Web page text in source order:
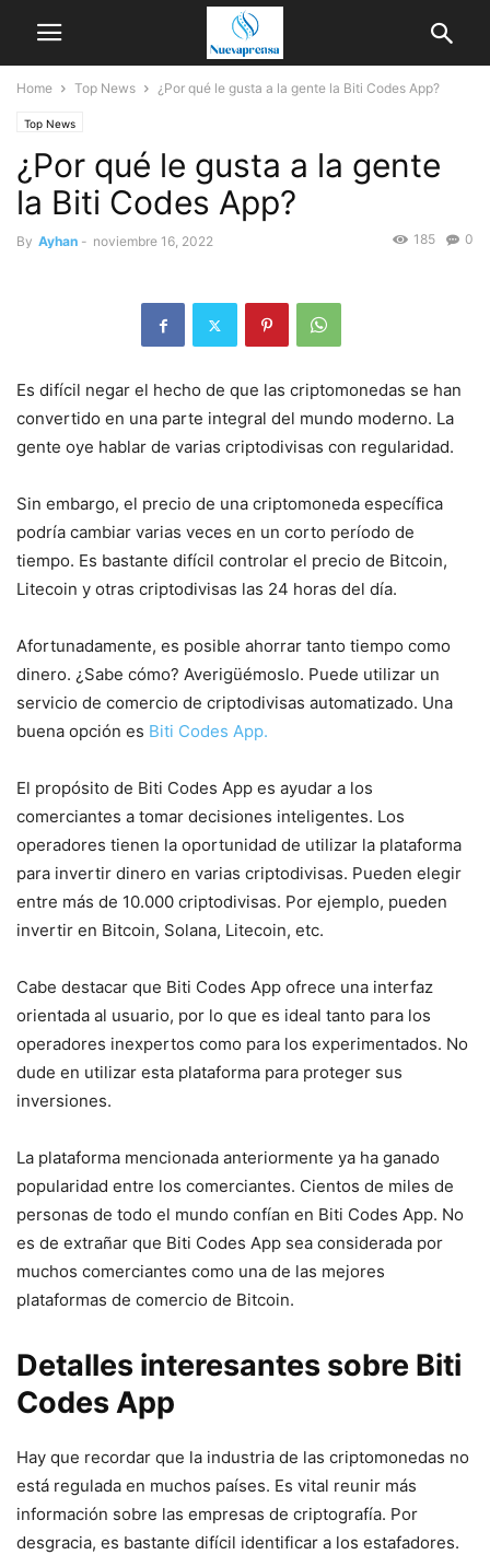
Home Top News ¿Por qué le gusta a la gente la Biti Codes App?
Top News
¿Por qué le gusta a la gente
la Biti Codes App?
By Ayhan - noviembre 16, 2022 0
185
Es difícil negar el hecho de que las criptomonedas se han
convertido en una parte integral del mundo moderno. La
gente oye hablar de varias criptodivisas con regularidad.
Sin embargo, el precio de una criptomoneda específica
podría cambiar varias veces en un corto período de
tiempo. Es bastante difícil controlar el precio de Bitcoin,
Litecoin y otras criptodivisas las 24 horas del día.
Afortunadamente, es posible ahorrar tanto tiempo como
dinero. ¿Sabe cómo? Averigüémoslo. Puede utilizar un
servicio de comercio de criptodivisas automatizado. Una
buena opción es Biti Codes App.
El propósito de Biti Codes App es ayudar a los
comerciantes a tomar decisiones inteligentes. Los
operadores tienen la oportunidad de utilizar la plataforma
para invertir dinero en varias criptodivisas. Pueden elegir
entre más de 10.000 criptodivisas. Por ejemplo, pueden
invertir en Bitcoin, Solana, Litecoin, etc.
Cabe destacar que Biti Codes App ofrece una interfaz
orientada al usuario, por lo que es ideal tanto para los
operadores inexpertos como para los experimentados. No
dude en utilizar esta plataforma para proteger sus
inversiones.
La plataforma mencionada anteriormente ya ha ganado
popularidad entre los comerciantes. Cientos de miles de
personas de todo el mundo confían en Biti Codes App. No
es de extrañar que Biti Codes App sea considerada por
muchos comerciantes como una de las mejores
plataformas de comercio de Bitcoin.
Detalles interesantes sobre Biti
Codes App
Hay que recordar que la industria de las criptomonedas no
está regulada en muchos países. Es vital reunir más
información sobre las empresas de criptografía. Por
desgracia, es bastante difícil identificar a los estafadores.